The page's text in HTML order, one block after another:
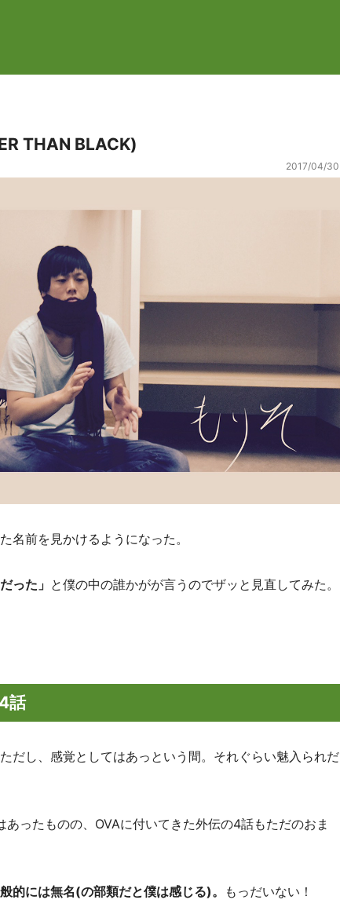
THAN BLACK)
2017/04/30
名前を見かけるようになった。
った」 と僕の中の誰かがが言うのでザッと見直してみた。
話
ただし、感覚としてはあっという間。それぐらい魅入られだ
ったものの、OVAに付いてきた外伝の4話もただのおま
的には無名(の部類だと僕は感じる)。 もっだいない！